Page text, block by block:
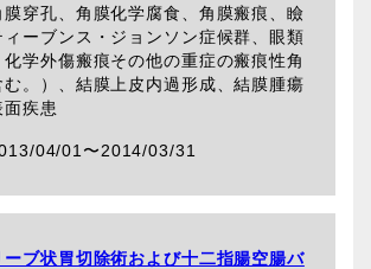
穿孔、角膜化学腐食、角膜瘢痕、瞼
ーブンス・ジョンソン症候群、眼類
学外傷瘢痕その他の重症の瘢痕性角
。）、結膜上皮内過形成、結膜腫瘍
面疾患
04/01〜2014/03/31
ーブ状胃切除術および十二指腸空腸バ